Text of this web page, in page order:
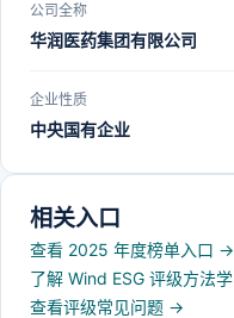
公司全称
华润医药集团有限公司
企业性质
中央国有企业
相关入口
查看 2025 年度榜单入口 →
了解 Wind ESG 评级方法学
查看评级常见问题 →